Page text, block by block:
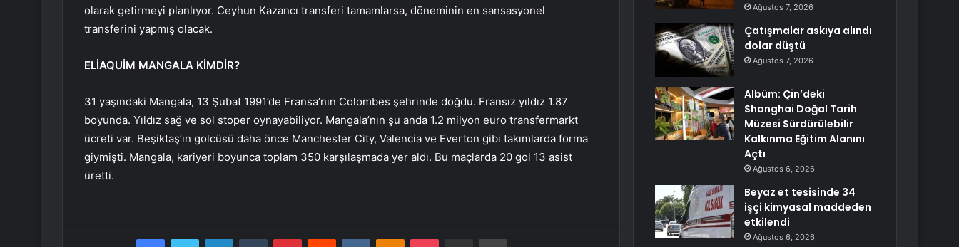
olarak getirmeyi planlıyor. Ceyhun Kazancı transferi tamamlarsa, döneminin en sansasyonel
transferini yapmış olacak.
ELİAQUİM MANGALA KİMDİR?
31 yaşındaki Mangala, 13 Şubat 1991’de Fransa’nın Colombes şehrinde doğdu. Fransız yıldız 1.87
boyunda. Yıldız sağ ve sol stoper oynayabiliyor. Mangala’nın şu anda 1.2 milyon euro transfermarkt
ücreti var. Beşiktaş’ın golcüsü daha önce Manchester City, Valencia ve Everton gibi takımlarda forma
giymişti. Mangala, kariyeri boyunca toplam 350 karşılaşmada yer aldı. Bu maçlarda 20 gol 13 asist
üretti.
FacebookTwitter LinkedInTumblr PinterestReddit VKontakteOdnoklassniki
Pocket E-Posta ile paylaş Yazdır
Ağustos 7, 2026
Çatışmalar askıya alındı
dolar düştü
Ağustos 7, 2026
Albüm: Çin’deki
Shanghai Doğal Tarih
Müzesi Sürdürülebilir
Kalkınma Eğitim Alanını
Açtı
Ağustos 6, 2026
Beyaz et tesisinde 34
işçi kimyasal maddeden
etkilendi
Ağustos 6, 2026